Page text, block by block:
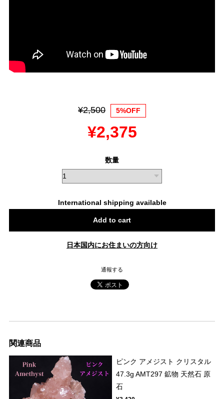
¥2,500 5%OFF
¥2,375
数量
International shipping available
Add to cart
日本国内にお住まいの方向け
通報する
関連商品
ピンク アメジスト クリスタル
47.3g AMT297 鉱物 天然石 原
石